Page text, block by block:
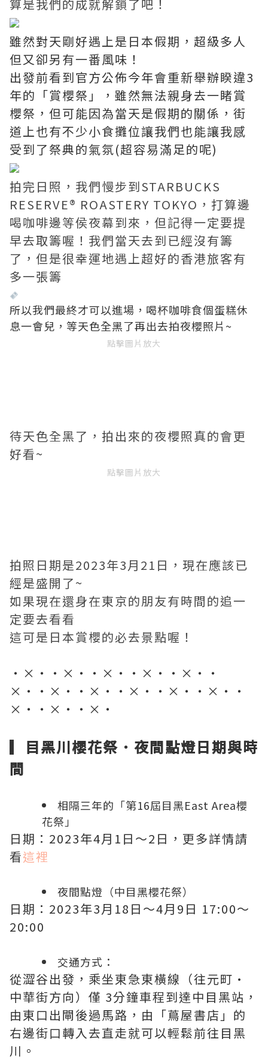
算是我們的成就解鎖了吧！
雖然對天剛好遇上是日本假期，超級多人
但又卻另有一番風味！
出發前看到官方公佈今年會重新舉辦睽違3
年的「賞櫻祭」，雖然無法親身去一睹賞
櫻祭，但可能因為當天是假期的關係，街
道上也有不少小食攤位讓我們也能讓我感
受到了祭典的氣氛(超容易滿足的呢)
拍完日照，我們慢步到STARBUCKS
RESERVE® ROASTERY TOKYO，打算邊
喝咖啡邊等侯夜幕到來，但記得一定要提
早去取籌喔！我們當天去到已經沒有籌
了，但是很幸運地遇上超好的香港旅客有
多一張籌
所以我們最終才可以進場，喝杯咖啡食個蛋糕休
息一會兒，等天色全黑了再出去拍夜櫻照片~
點擊圖片放大
待天色全黑了，拍出來的夜櫻照真的會更
好看~
點擊圖片放大
拍照日期是2023年3月21日，現在應該已
經是盛開了~
如果現在還身在東京的朋友有時間的追一
定要去看看
這可是日本賞櫻的必去景點喔！
・×・・×・・×・・×・・×・・
×・・×・・×・・×・・×・・×・・
×・・×・・×・
▎目黑川櫻花祭．夜間點燈日期與時
間
相隔三年的「第16屆目黑East Area櫻
花祭」
日期：2023年4月1日～2日，更多詳情請
看這裡
夜間點燈（中目黑櫻花祭）
日期：2023年3月18日～4月9日 17:00～
20:00
交通方式：
從澀谷出發，乘坐東急東橫線（往元町·
中華街方向）僅 3分鐘車程到達中目黑站，
由東口出閘後過馬路，由「蔦屋書店」的
右邊街口轉入去直走就可以輕鬆前往目黑
川。